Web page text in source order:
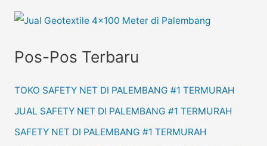
Pos-Pos Terbaru
TOKO SAFETY NET DI PALEMBANG #1 TERMURAH
JUAL SAFETY NET DI PALEMBANG #1 TERMURAH
SAFETY NET DI PALEMBANG #1 TERMURAH